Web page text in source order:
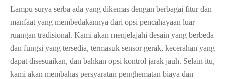
Lampu surya serba ada yang dikemas dengan berbagai fitur dan
manfaat yang membedakannya dari opsi pencahayaan luar
ruangan tradisional. Kami akan menjelajahi desain yang berbeda
dan fungsi yang tersedia, termasuk sensor gerak, kecerahan yang
dapat disesuaikan, dan bahkan opsi kontrol jarak jauh. Selain itu,
kami akan membahas persyaratan penghematan biaya dan